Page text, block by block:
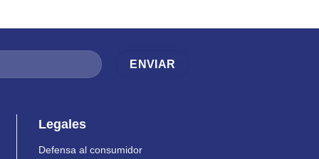
Legales
Defensa al consumidor